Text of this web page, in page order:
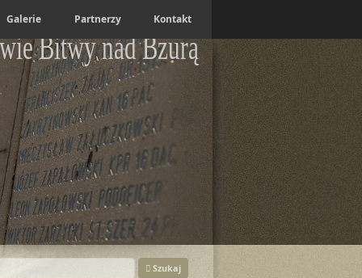
Galerie Partnerzy Kontakt
Bitwy nad Bzurą
Szukaj